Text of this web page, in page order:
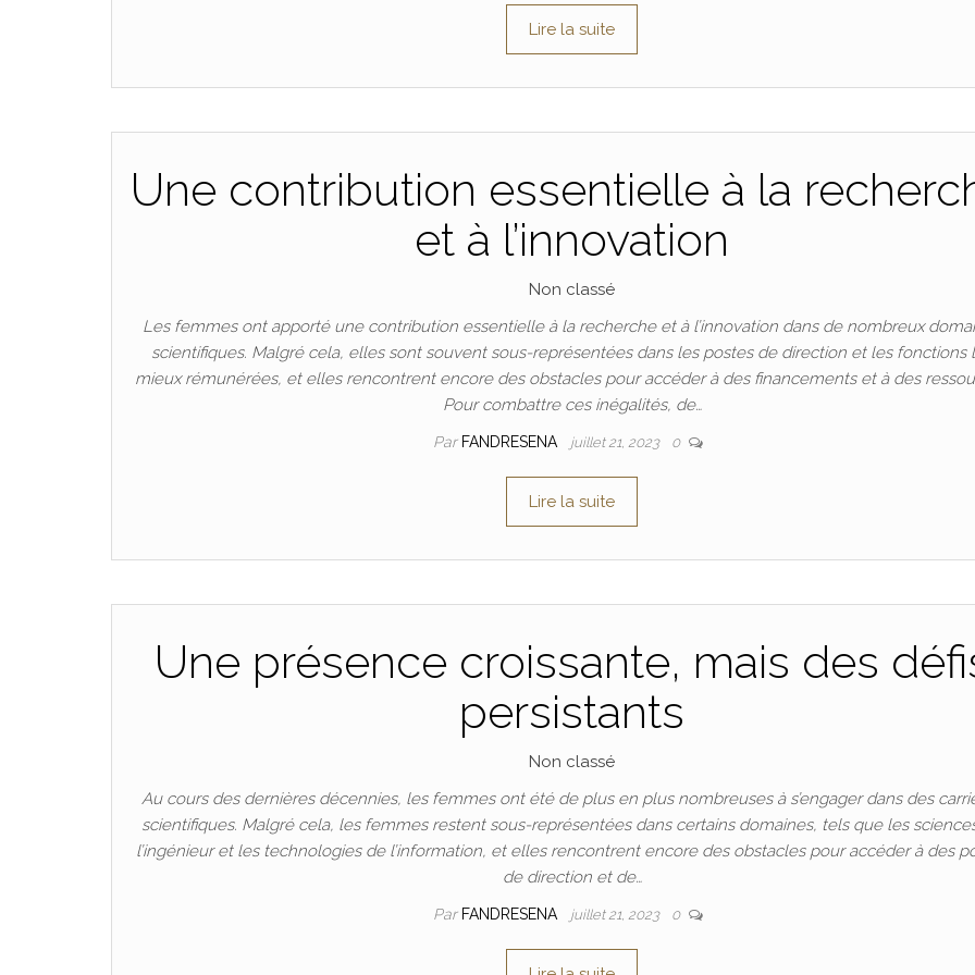
Lire la suite
Une contribution essentielle à la
et à l’innovation
Non classé
Les femmes ont apporté une contribution essentielle à la recherche et à l’innovation dans de nombreux
scientifiques. Malgré cela, elles sont souvent sous-représentées dans les postes de direction et les fonctions
mieux rémunérées, et elles rencontrent encore des obstacles pour accéder à des financements et à des
Pour combattre ces inégalités, de…
Par FANDRESENA juillet 21, 2023 0
Lire la suite
Une présence croissante, mais des
persistants
Non classé
Au cours des dernières décennies, les femmes ont été de plus en plus nombreuses à s’engager dans des
scientifiques. Malgré cela, les femmes restent sous-représentées dans certains domaines, tels que les
l’ingénieur et les technologies de l’information, et elles rencontrent encore des obstacles pour accéder à des
de direction et de…
Par FANDRESENA juillet 21, 2023 0